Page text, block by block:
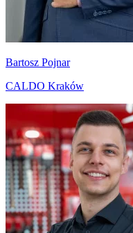
Bartosz Pojnar
CALDO Kraków